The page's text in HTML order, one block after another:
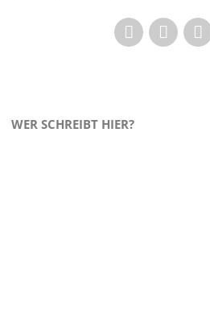
WER SCHREIBT HIER?